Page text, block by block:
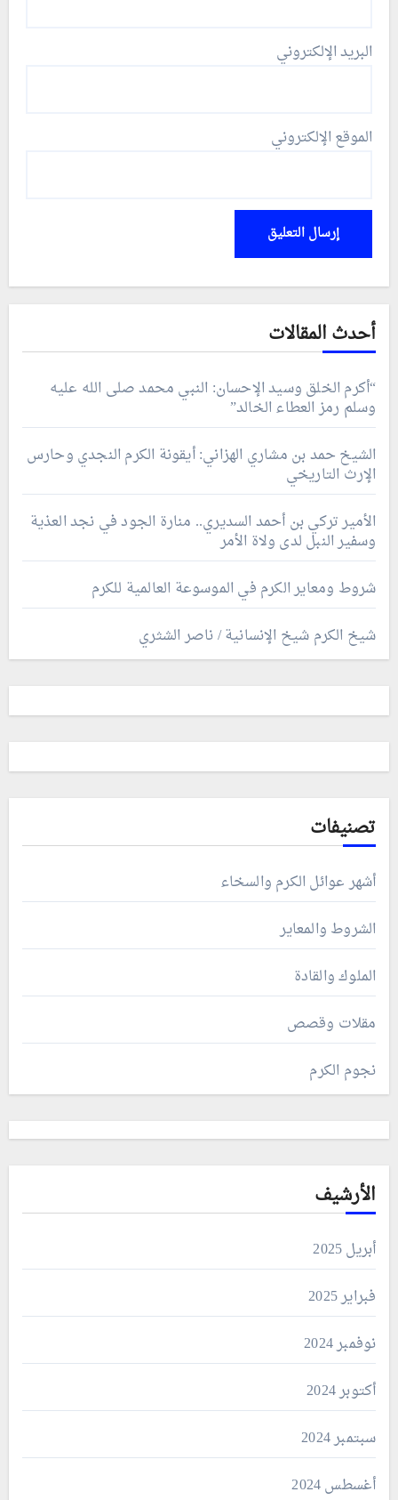
البريد الإلكتروني
الموقع الإلكتروني
أحدث المقالات
“أكرم الخلق وسيد الإحسان: النبي محمد صلى الله عليه
وسلم رمز العطاء الخالد”
الشيخ حمد بن مشاري الهزاني: أيقونة الكرم النجدي وحارس
الإرث التاريخي
الأمير تركي بن أحمد السديري.. منارة الجود في نجد العذية
وسفير النبل لدى ولاة الأمر
شروط ومعاير الكرم في الموسوعة العالمية للكرم
شيخ الكرم شيخ الإنسانية / ناصر الشثري
تصنيفات
أشهر عوائل الكرم والسخاء
الشروط والمعاير
الملوك والقادة
مقلات وقصص
نجوم الكرم
الأرشيف
أبريل 2025
فبراير 2025
نوفمبر 2024
أكتوبر 2024
سبتمبر 2024
أغسطس 2024